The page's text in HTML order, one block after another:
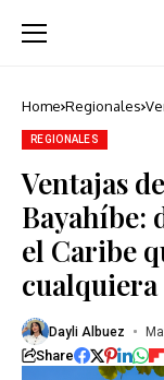
Home Regionales
REGIONALES
Ventajas
Bayahíbe:
el Caribe
cualquiera
Dayli Albuez
Share